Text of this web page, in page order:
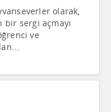
olarak,
bir sergi açmayı
ve